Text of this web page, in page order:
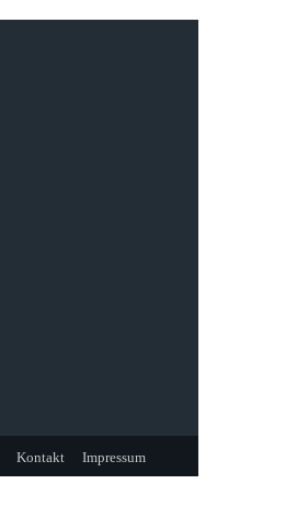
Kontakt Impressum